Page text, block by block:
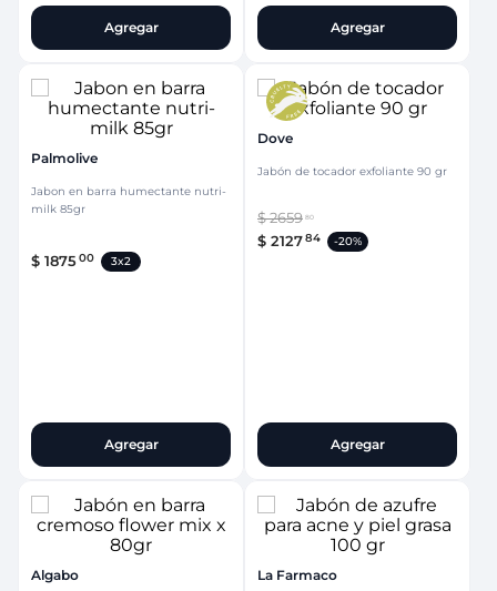
Agregar Agregar
Palmolive
Jabon en barra humectante nutri-
milk 85gr
$ 187500 3x2
Agregar
Dove
Jabón de tocador exfoliante 90 gr
$2659 80
$ 212784 -20%
Agregar
Algabo La Farmaco